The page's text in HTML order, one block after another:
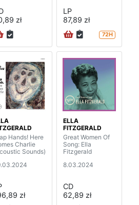
zł
LP
87,89 zł
72H
Hands! Here
Charlie
Sounds)
zł
ELLA
FITZGERALD
Great Women Of
Song: Ella
Fitzgerald
8.03.2024
CD
62,89 zł